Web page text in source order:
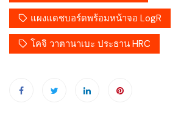
แผงแดชบอร์ดพร้อมหน้าจอ LogR
โคจิ วาตานาเบะ ประธาน HRC